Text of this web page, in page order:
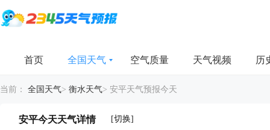
首页 全国天气 空气质量 天气视频 历
当前： 全国天气> 衡水天气> 安平天气预报今天
安平今天天气详情 [切换]